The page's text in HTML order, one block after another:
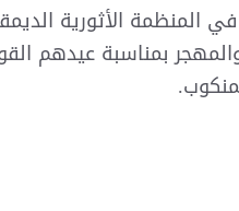
المنظمة الأثورية
بمناسبة عيدهم